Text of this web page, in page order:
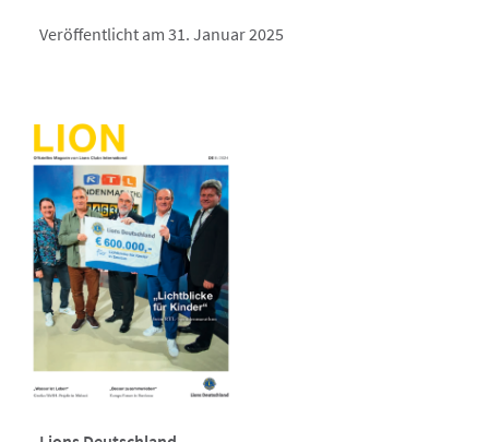
Veröffentlicht am 31. Januar 2025